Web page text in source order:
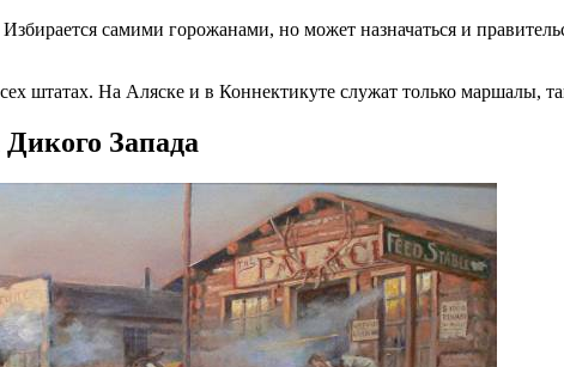
самими горожанами, но может назначаться и
На Аляске и в Коннектикуте служат только маршалы,
Запада